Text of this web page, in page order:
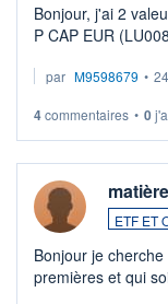
Bonjour, j'ai 2
P CAP EUR
veux procéder à
par M9598679 •
4commentaires • 0
ETF ET
Bonjour je
premières et qui